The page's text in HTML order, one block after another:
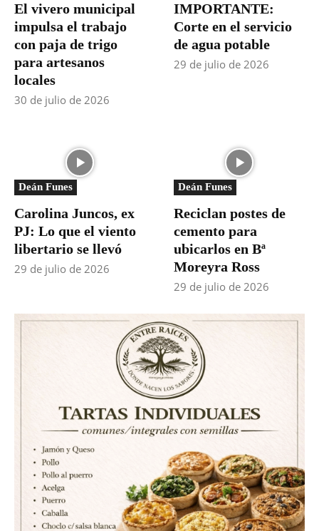
El vivero municipal
impulsa el trabajo
con paja de trigo
para artesanos
locales
30 de julio de 2026
IMPORTANTE:
Corte en el servicio
de agua potable
29 de julio de 2026
Deán Funes
Carolina Juncos, ex
PJ: Lo que el viento
libertario se llevó
29 de julio de 2026
Deán Funes
Reciclan postes de
cemento para
ubicarlos en Bª
Moreyra Ross
29 de julio de 2026